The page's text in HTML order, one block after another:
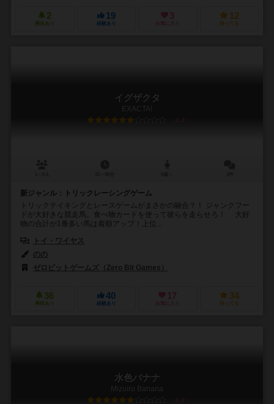
2
興味あり
19
経験あり
3
お気に入り
12
持ってる
イグザクタ
EXACTA!
6.4
新ジャンル：トリックレーシングゲーム
トリックテイキングとレースゲームがまさかの融合？！ ジャンクフー
ドが大好きな競走馬。食べ物カードを使って彼らを走らせろ！ 大好
物の合計が1番多い馬は着順アップ！上位...
トイ・ワイヤス
のの
ゼロビットゲームズ（Zero Bit Games）
36
興味あり
40
経験あり
17
お気に入り
34
持ってる
水色バナナ
Mizuiro Banana
6.0